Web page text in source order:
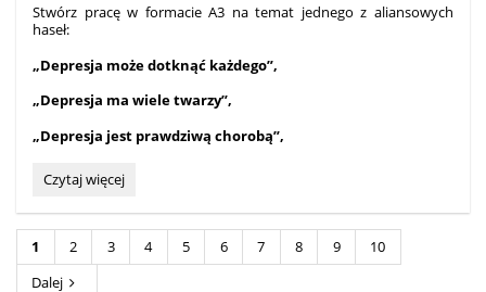
Stwórz pracę w formacie A3 na temat jednego z aliansowych
haseł:
„Depresja może dotknąć każdego”,
„Depresja ma wiele twarzy”,
„Depresja jest prawdziwą chorobą”,
Konkurs
plakat
„Depresja
zobacz,
Czytaj więcej
1 2 3 4 5 6 7 8 9
10
Dalej